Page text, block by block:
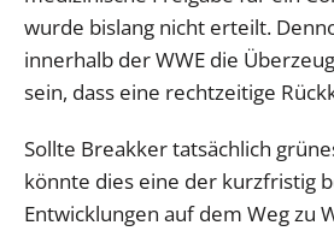
wurde bislang nicht erteilt.
innerhalb der WWE die
sein, dass eine rechtzeitige
Sollte Breakker tatsächlich
könnte dies eine der kurzfristig
Entwicklungen auf dem Weg zu